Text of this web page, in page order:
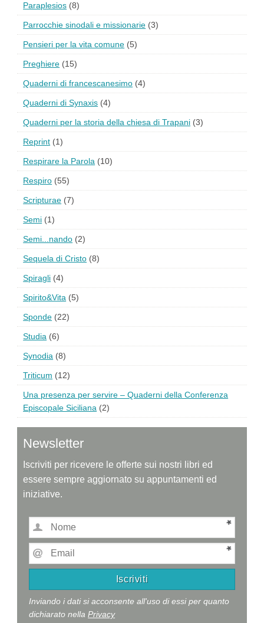
Paraplesios (8)
Parrocchie sinodali e missionarie (3)
Pensieri per la vita comune (5)
Preghiere (15)
Quaderni di francescanesimo (4)
Quaderni di Synaxis (4)
Quaderni per la storia della chiesa di Trapani (3)
Reprint (1)
Respirare la Parola (10)
Respiro (55)
Scripturae (7)
Semi (1)
Semi...nando (2)
Sequela di Cristo (8)
Spiragli (4)
Spirito&Vita (5)
Sponde (22)
Studia (6)
Synodia (8)
Triticum (12)
Una presenza per servire – Quaderni della Conferenza
Episcopale Siciliana (2)
Newsletter
Iscriviti per ricevere le offerte sui nostri libri ed
essere sempre aggiornato su appuntamenti ed
iniziative.
Inviando i dati si acconsente all'uso di essi per quanto
dichiarato nellaPrivacy